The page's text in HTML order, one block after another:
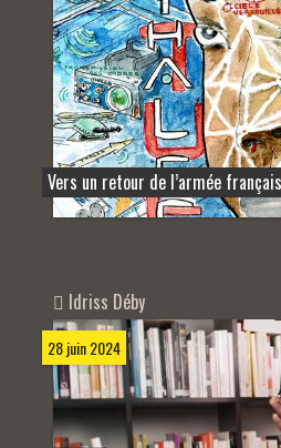
Vers un retour de l’armée
Idriss Déby
28 juin 2024